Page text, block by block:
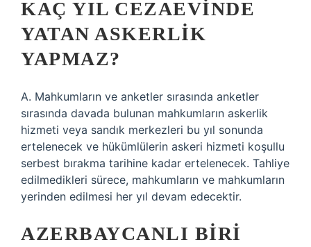
KAÇ YIL CEZAEVINDE
YATAN ASKERLIK
YAPMAZ?
A. Mahkumların ve anketler sırasında anketler
sırasında davada bulunan mahkumların askerlik
hizmeti veya sandık merkezleri bu yıl sonunda
ertelenecek ve hükümlülerin askeri hizmeti koşullu
serbest bırakma tarihine kadar ertelenecek. Tahliye
edilmedikleri sürece, mahkumların ve mahkumların
yerinden edilmesi her yıl devam edecektir.
AZERBAYCANLI BIRI